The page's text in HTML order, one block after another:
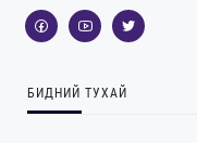
БИДНИЙ ТУХАЙ